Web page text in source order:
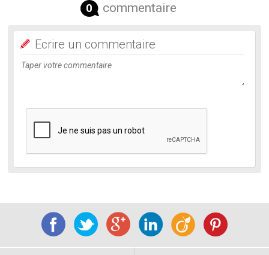
0 commentaire
Ecrire un commentaire